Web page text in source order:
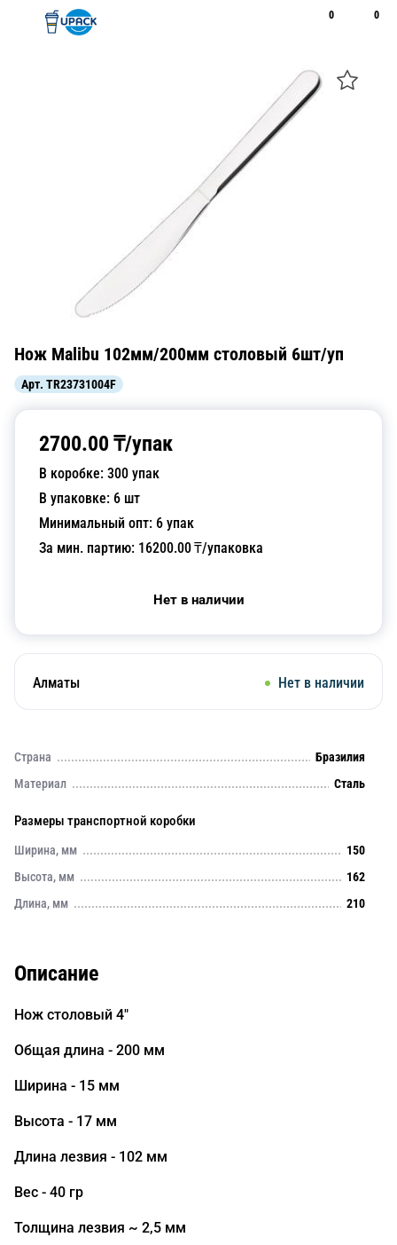
0 0
Нож Malibu 102мм/200мм столовый 6шт/уп
Арт. TR23731004F
2700.00 ₸/упак
В коробке: 300 упак
В упаковке: 6 шт
Минимальный опт: 6 упак
За мин. партию: 16200.00₸/упаковка
Нет в наличии
Алматы Нет в наличии
Страна
Бразилия
Материал
Сталь
Размеры транспортной коробки
Ширина, мм
150
Высота, мм
162
Длина, мм
210
Описание
Нож столовый 4"
Общая длина - 200 мм
Ширина - 15 мм
Высота - 17 мм
Длина лезвия - 102 мм
Вес - 40 гр
Толщина лезвия ~ 2,5 мм